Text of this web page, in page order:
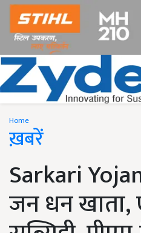
Home
ख़बरें
Sarkari
जन धन खाता,